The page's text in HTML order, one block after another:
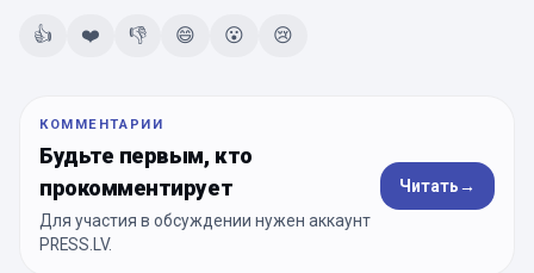
👍 ❤️ 👎 😄 😮 😢
КОММЕНТАРИИ
Будьте первым, кто
прокомментирует
Для участия в обсуждении нужен аккаунт
PRESS.LV.
Читать→